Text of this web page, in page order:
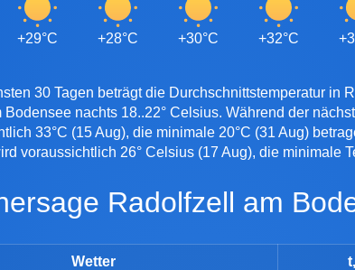
+29°C +28°C +30°C +32°C
30 Tagen beträgt die Durchschnittstemperatur in
nachts 18..22° Celsius. Während der
33°C (15 Aug), die minimale 20°C (31 Aug)
voraussichtlich 26° Celsius (17 Aug), die minimale
Radolfzell am
Wetter